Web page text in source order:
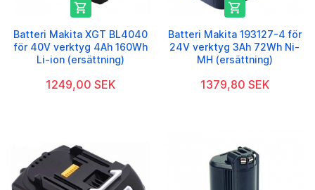

Batteri Makita XGT BL4040
för 40V verktyg 4Ah 160Wh
Li-ion (ersättning)
1249,00 SEK

Batteri Makita 193127-4 för
24V verktyg 3Ah 72Wh Ni-
MH (ersättning)
1379,80 SEK